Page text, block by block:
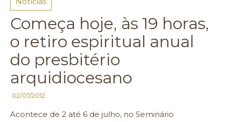
Começa hoje, às 19 horas,
o retiro espiritual anual
do presbitério
arquidiocesano
02/07/2012
Acontece de 2 até 6 de julho, no Seminário